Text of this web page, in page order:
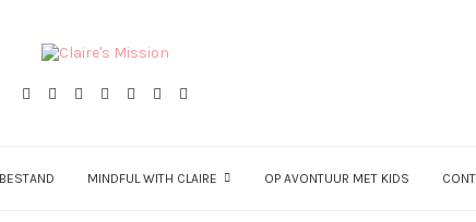
MINDFUL WITH CLAIRE OP AVONTUUR MET KIDS